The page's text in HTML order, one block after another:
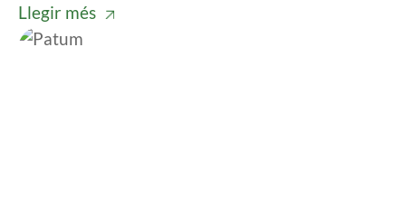
Llegir més
Imatge